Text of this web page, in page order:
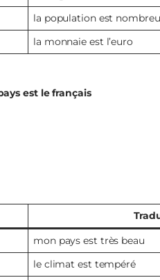
la population est
la monnaie est l’euro
est le français
mon pays est très beau
le climat est tempéré